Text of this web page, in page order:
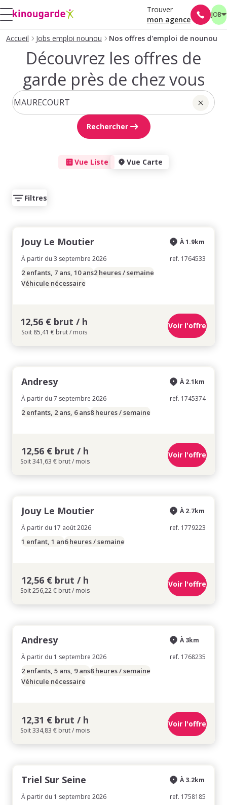
Trouver
mon agence
JOB
Accueil Jobs emploi nounou Nos offres d'emploi de nounou
Découvrez les offres de
garde près de chez vous
Rechercher
Vue Liste Vue Carte
Filtres
Jouy Le Moutier
À partir du 3 septembre 2026
À 1.9km
ref. 1764533
2 enfants, 7 ans, 10 ans2 heures / semaine
Véhicule nécessaire
12,56 € brut / h
Soit 85,41 € brut / mois
Voir l'offre
Andresy
À partir du 7 septembre 2026
À 2.1km
ref. 1745374
2 enfants, 2 ans, 6 ans8 heures / semaine
12,56 € brut / h
Soit 341,63 € brut / mois
Voir l'offre
Jouy Le Moutier
À partir du 17 août 2026
À 2.7km
ref. 1779223
1 enfant, 1 an6 heures / semaine
12,56 € brut / h
Soit 256,22 € brut / mois
Voir l'offre
Andresy
À partir du 1 septembre 2026
À 3km
ref. 1768235
2 enfants, 5 ans, 9 ans8 heures / semaine
Véhicule nécessaire
12,31 € brut / h
Soit 334,83 € brut / mois
Voir l'offre
Triel Sur Seine
À partir du 1 septembre 2026
À 3.2km
ref. 1758185